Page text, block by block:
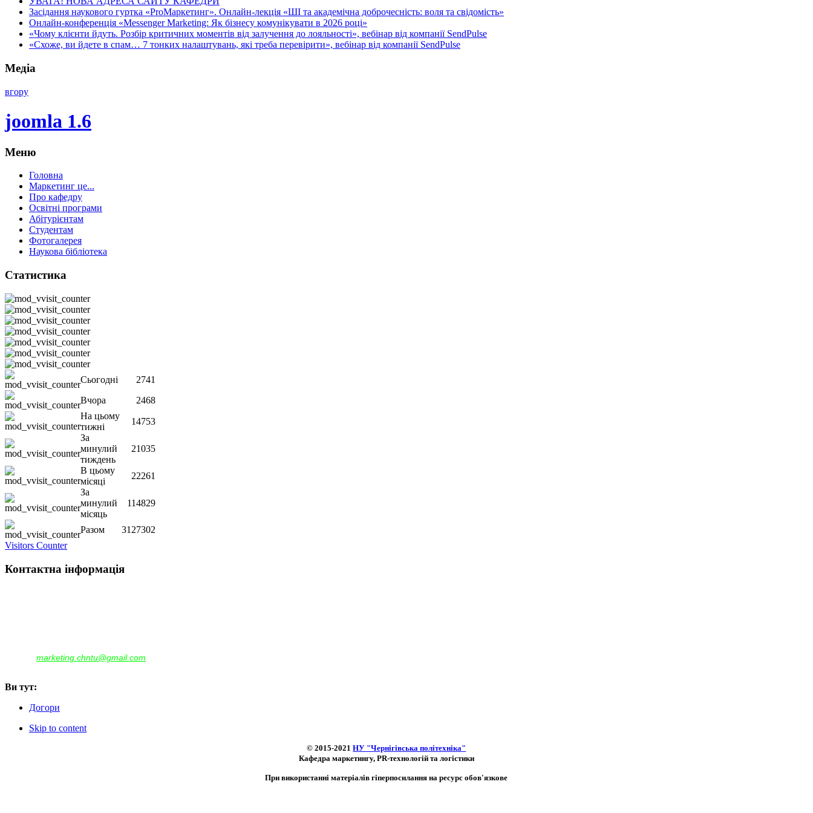
Засідання наукового гуртка «ProМаркетинг». Онлайн-лекція «ШІ та академічна доброчесність: воля та свідомість»
Онлайн-конференція «Messenger Marketing: Як бізнесу комунікувати в 2026 році»
«Чому клієнти йдуть. Розбір критичних моментів від залучення до лояльності», вебінар від компанії SendPulse
«Схоже, ви йдете в спам… 7 тонких налаштувань, які треба перевірити», вебінар від компанії SendPulse
Медіа
вгору
joomla 1.6
Меню
Головна
Маркетинг це...
Про кафедру
Освітні програми
Абітурієнтам
Студентам
Фотогалерея
Наукова бібліотека
Статистика
Сьогодні
2741
Вчора
2468
На цьому
тижні
14753
За
минулий
тиждень
21035
В цьому
місяці
22261
За
минулий
місяць
114829
Разом
3127302
Visitors Counter
Контактна інформація
marketing.chntu@gmail.com
Ви тут:
Догори
Skip to content
© 2015-2021 НУ "Чернігівська політехніка"
Кафедра маркетингу, PR-технологій та логістики
При використанні матеріалів гіперпосилання на ресурс обов'язкове